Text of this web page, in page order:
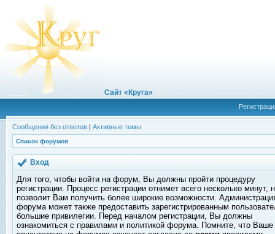
Сайт «Круга»
Сообщения без ответов | Активные темы
Список форумов
Вход
Для того, чтобы войти на форум, Вы должны пройти процедуру
регистрации. Процесс регистрации отнимет всего несколько минут,
позволит Вам получить более широкие возможности.
форума может также предоставить зарегистрированным
большие привилегии. Перед началом регистрации, Вы должны
ознакомиться с правилами и политикой форума. Помните, что Ваше